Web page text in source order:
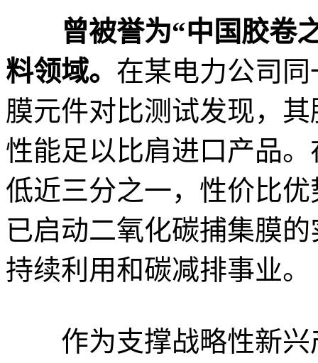
曾被誉为“中国胶卷
料领域。 在某电力公司
膜元件对比测试发现，
性能足以比肩进口产品
低近三分之一，性价比
已启动二氧化碳捕集膜
持续利用和碳减排事业。
作为支撑战略性新兴